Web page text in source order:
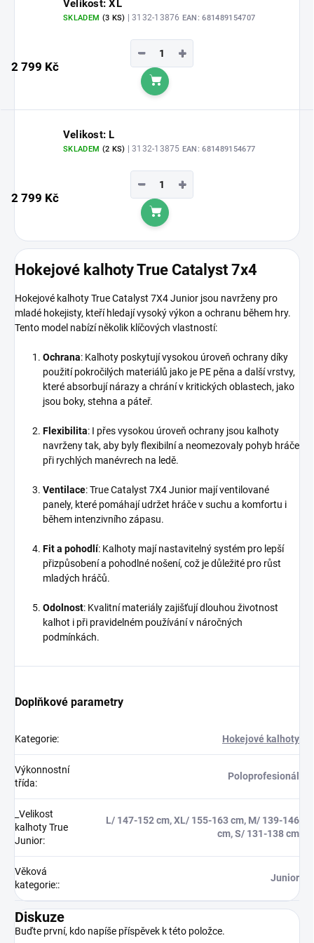
Velikost: XL
SKLADEM (3 KS) | 3132-13876 EAN: 681489154707
2 799 Kč
+
−
Do košíku
Velikost: L
SKLADEM (2 KS) | 3132-13875 EAN: 681489154677
2 799 Kč
+
−
Do košíku
Hokejové kalhoty True Catalyst 7x4
Hokejové kalhoty True Catalyst 7X4 Junior jsou navrženy pro
mladé hokejisty, kteří hledají vysoký výkon a ochranu během hry.
Tento model nabízí několik klíčových vlastností:
Ochrana: Kalhoty poskytují vysokou úroveň ochrany díky
použití pokročilých materiálů jako je PE pěna a další vrstvy,
které absorbují nárazy a chrání v kritických oblastech, jako
jsou boky, stehna a páteř.
Flexibilita: I přes vysokou úroveň ochrany jsou kalhoty
navrženy tak, aby byly flexibilní a neomezovaly pohyb hráče
při rychlých manévrech na ledě.
Ventilace: True Catalyst 7X4 Junior mají ventilované
panely, které pomáhají udržet hráče v suchu a komfortu i
během intenzivního zápasu.
Fit a pohodlí: Kalhoty mají nastavitelný systém pro lepší
přizpůsobení a pohodlné nošení, což je důležité pro růst
mladých hráčů.
Odolnost: Kvalitní materiály zajišťují dlouhou životnost
kalhot i při pravidelném používání v náročných
podmínkách.
Doplňkové parametry
Kategorie: Hokejové kalhoty
Výkonnostní
třída:
Poloprofesionál
_Velikost
kalhoty True
Junior:
L/ 147-152 cm, XL/ 155-163 cm, M/ 139-146
cm, S/ 131-138 cm
Věková
kategorie::
Junior
Diskuze
Buďte první, kdo napíše příspěvek k této položce.